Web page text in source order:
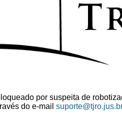
por suspeita de
do e-mail suporte@tjro.jus.br